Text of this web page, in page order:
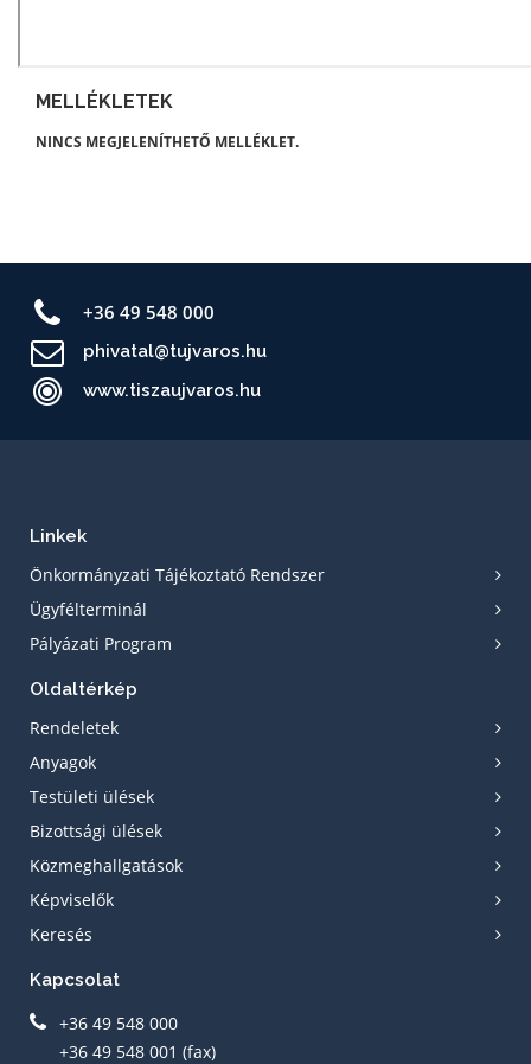
MELLÉKLETEK
NINCS MEGJELENÍTHETŐ MELLÉKLET.
+36 49 548 000
phivatal@tujvaros.hu
www.tiszaujvaros.hu
Linkek
Önkormányzati Tájékoztató Rendszer
Ügyfélterminál
Pályázati Program
Oldaltérkép
Rendeletek
Anyagok
Testületi ülések
Bizottsági ülések
Közmeghallgatások
Képviselők
Keresés
Kapcsolat
+36 49 548 000
+36 49 548 001 (fax)